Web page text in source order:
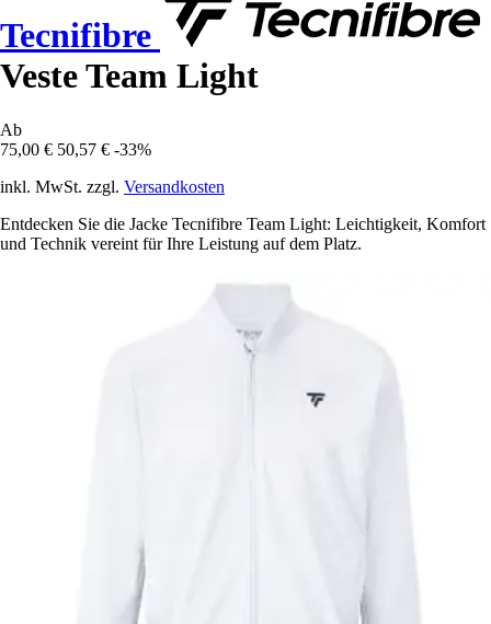
Tecnifibre
Veste Team Light
Ab
75,00 € 50,57 € -33%
inkl. MwSt. zzgl. Versandkosten
Entdecken Sie die Jacke Tecnifibre Team Light: Leichtigkeit, Komfort
und Technik vereint für Ihre Leistung auf dem Platz.